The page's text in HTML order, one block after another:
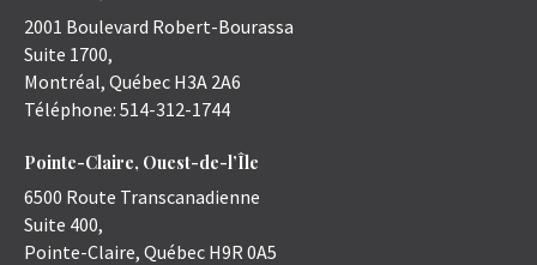
2001 Boulevard Robert-Bourassa
Suite 1700,
Montréal, Québec H3A 2A6
Téléphone: 514-312-1744
Pointe-Claire, Ouest-de-l’Île
6500 Route Transcanadienne
Suite 400,
Pointe-Claire, Québec H9R 0A5